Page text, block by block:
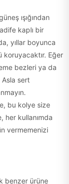
ışığından
kaplı bir
yıllar boyunca
Eğer
bezleri ya da
sert
bu kolye size
her kullanımda
vermemenizi
benzer ürüne